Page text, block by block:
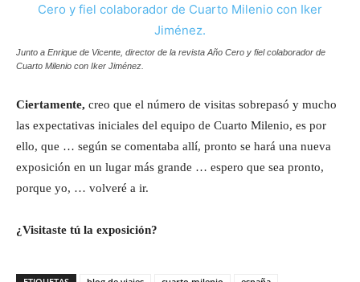
Junto a Enrique de Vicente, director de la revista Año Cero y fiel colaborador de
Cuarto Milenio con Iker Jiménez.
Ciertamente, creo que el número de visitas sobrepasó y mucho
las expectativas iniciales del equipo de Cuarto Milenio, es por
ello, que … según se comentaba allí, pronto se hará una nueva
exposición en un lugar más grande … espero que sea pronto,
porque yo, … volveré a ir.
¿Visitaste tú la exposición?